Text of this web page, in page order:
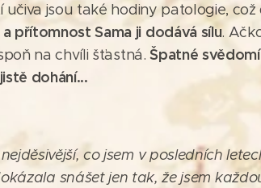
učiva jsou také hodiny patologie,
přítomnost Sama ji dodává sílu.
na chvíli šťastná.Špatné svědomí
dohání...
co jsem v posledních
snášet jen tak, že jsem